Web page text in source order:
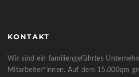
KONTAKT
Wir sind ein familiengeführtes
Mitarbeiter*innen. Auf dem 15.000qm